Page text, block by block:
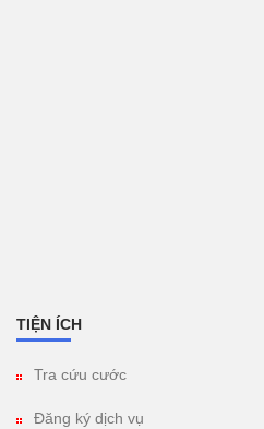
TIỆN ÍCH
Tra cứu cước
Đăng ký dịch vụ